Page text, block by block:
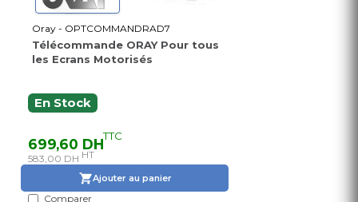
Oray - OPTCOMMANDRAD7
Télécommande ORAY Pour tous
les Ecrans Motorisés
En Stock
699,60 DHTTC
583,00 DH HT
Ajouter au panier
Comparer